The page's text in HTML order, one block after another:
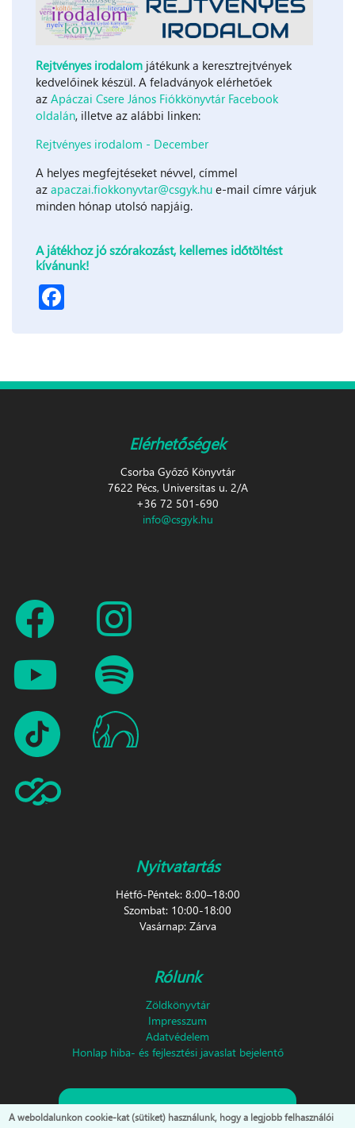
Rejtvényes irodalom játékunk a keresztrejtvények
kedvelőinek készül. A feladványok elérhetőek
az Apáczai Csere János Fiókkönyvtár Facebook
oldalán, illetve az alábbi linken:
Rejtvényes irodalom - December
A helyes megfejtéseket névvel, címmel
az apaczai.fiokkonyvtar@csgyk.hu e-mail címre várjuk
minden hónap utolsó napjáig.
A játékhoz jó szórakozást, kellemes időtöltést
kívánunk!
Elérhetőségek
Csorba Győző Könyvtár
7622 Pécs, Universitas u. 2/A
+36 72 501-690
info@csgyk.hu
Nyitvatartás
Hétfő-Péntek: 8:00–18:00
Szombat: 10:00-18:00
Vasárnap: Zárva
Rólunk
Zöldkönyvtár
Impresszum
Adatvédelem
Honlap hiba- és fejlesztési javaslat bejelentő
Feliratkozás hírlevélre!
A weboldalunkon cookie-kat (sütiket) használunk, hogy a legjobb felhasználói